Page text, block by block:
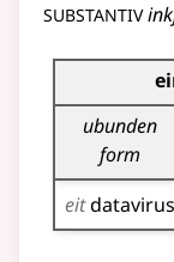
substantiv
ubunden
form
eitdatavirus